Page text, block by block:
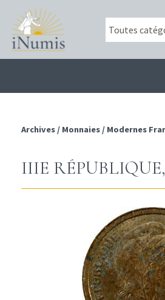
Archives / Monnaies / Modernes
IIIE